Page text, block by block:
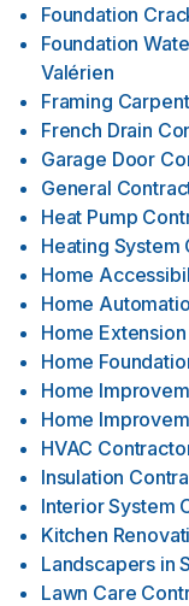
Foundation
Foundation
Valérien
Framing
French Drain
Garage Door
General
Heat Pump
Heating System
Home
Home
Home
Home
Home
Home
HVAC
Insulation
Interior System
Kitchen
Landscapers in
Lawn Care